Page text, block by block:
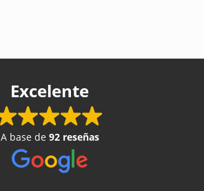
Excelente
A base de 92 reseñas